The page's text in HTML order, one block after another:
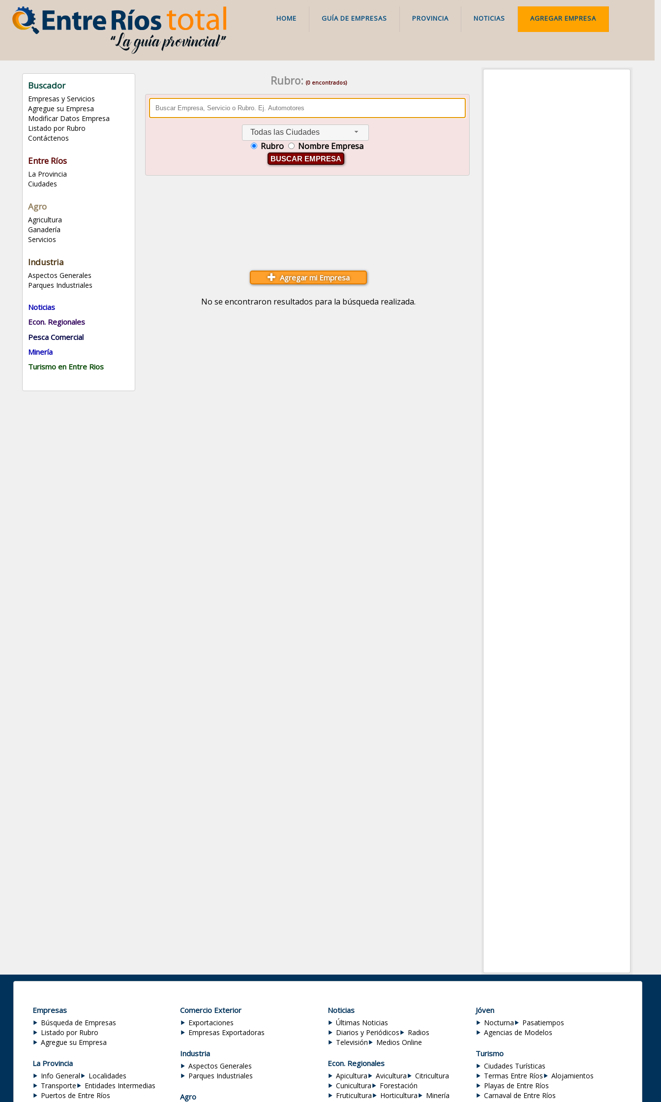
HOME GUÍA DE EMPRESAS PROVINCIA NOTICIAS AGREGAR EMPRESA
Buscador
Empresas y Servicios
Agregue su Empresa
Modificar Datos Empresa
Listado por Rubro
Contáctenos
Entre Ríos
La Provincia
Ciudades
Agro
Agricultura
Ganadería
Servicios
Industria
Aspectos Generales
Parques Industriales
Noticias
Econ. Regionales
Pesca Comercial
Minería
Turismo en Entre Rios
Rubro: (0 encontrados)
Todas las Ciudades
Rubro Nombre Empresa
BUSCAR EMPRESA
Agregar mi Empresa
No se encontraron resultados para la búsqueda realizada.
Empresas
Búsqueda de Empresas
Listado por Rubro
Agregue su Empresa
La Provincia
Info General
Localidades
Transporte
Entidades Intermedias
Puertos de Entre Ríos
Comercio Exterior
Exportaciones
Empresas Exportadoras
Industria
Aspectos Generales
Parques Industriales
Agro
Noticias
Últimas Noticias
Diarios y Periódicos
Radios
Televisión
Medios Online
Econ. Regionales
Apicultura Avicultura
Citricultura
Cunicultura
Forestación
Fruticultura
Horticultura
Minería
Jóven
Nocturna
Pasatiempos
Agencias de Modelos
Turismo
Ciudades Turísticas
Termas Entre Ríos
Alojamientos
Playas de Entre Ríos
Carnaval de Entre Ríos